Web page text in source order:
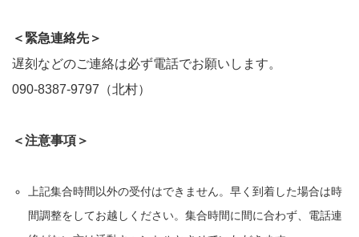
＜緊急連絡先＞
遅刻などのご連絡は必ず電話でお願いします。
090-8387-9797（北村）
＜注意事項＞
上記集合時間以外の受付はできません。早く到着した場合は時
間調整をしてお越しください。集合時間に間に合わず、電話連